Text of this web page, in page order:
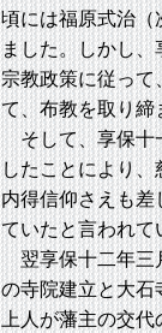
頃には福原式治（
ました。しかし、
宗教政策に従って
て、布教を取り締
そして、享保十
したことにより、
内得信仰さえも差
ていたと言われて
翌享保十二年三
の寺院建立と大石
上人が藩主の交代